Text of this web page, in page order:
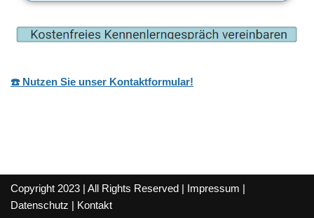
☎️ Nutzen Sie unser Kontaktformular!
Copyright 2023 | All Rights Reserved | Impressum |
Datenschutz | Kontakt